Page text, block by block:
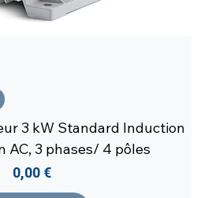
3 kW Standard Induction
AC, 3 phases/ 4 pôles
Prix
0,00 €